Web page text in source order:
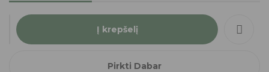
Į krepšelį
Pirkti Dabar